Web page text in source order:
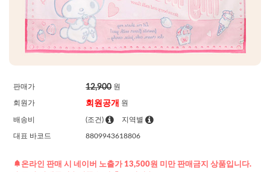
판매가 12,900원
회원가 회원공개 원
배송비 (조건) 지역별
대표 바코드 8809943618806
온라인 판매 시 네이버 노출가 13,500원 미만 판매금지 상품입니다.